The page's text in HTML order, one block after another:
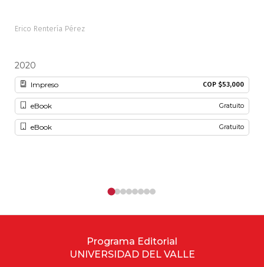
Erico Rentería Pérez
2020
Impreso COP $53,000
eBook Gratuito
eBook Gratuito
Programa Editorial
UNIVERSIDAD DEL VALLE